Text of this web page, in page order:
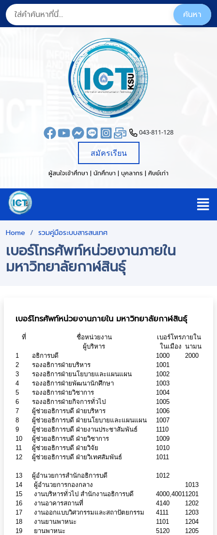
043-811-128
สมัครเรียน
ผู้สนใจเข้าศึกษา | นักศึกษา | บุคลากร | ศิษย์เก่า
Home รวมคู่มือระบบสารสนเทศ
เบอร์โทรศัพท์หน่วยงานภายใน
มหาวิทยาลัยกาฬสินธุ์
เบอร์โทรศัพท์หน่วยงานภายใน มหาวิทยาลัยกาฬสินธุ์
ที่ ชื่อหน่วยงาน
เบอร์โทรภายใน
ผู้บริหาร
ในเมือง นามน
1
อธิการบดี 1000
2000
2
รองอธิการฝ่ายบริหาร
1001
3
รองอธิการฝ่ายนโยบายและแผนแผน
1002
4
รองอธิการฝ่ายพัฒนานักศึกษา
1003
5
รองอธิการฝ่ายวิชาการ
1004
6
รองอธิการฝ่ายกิจการทั่วไป
1005
7
ผู้ช่วยอธิการบดี ฝ่ายบริหาร
1006
8
ผู้ช่วยอธิการบดี ฝ่ายนโยบายและแผนแผน
1007
9
ผู้ช่วยอธิการบดี ฝ่ายงานประชาสัมพันธ์
1110
10
ผู้ช่วยอธิการบดี ฝ่ายวิชาการ
1009
11
ผู้ช่วยอธิการบดี ฝ่ายวิจัย
1010
12
ผู้ช่วยอธิการบดี ฝ่ายวิเทศสัมพันธ์ 1011
13 ผู้อำนวยการสำนักอธิการบดี
1012
14
ผู้อำนวยการกองกลาง
1013
15
งานบริหารทั่วไป สำนักงานอธิการบดี 4000,4001 1201
16
งานอาคารสถานที่ 4140
1202
17
งานออกแบบวิศวกรรมและสถาปัตยกรรม 4111
1203
18
งานยานพาหนะ 1101
1204
19
ยานพาหนะ 5120
1205